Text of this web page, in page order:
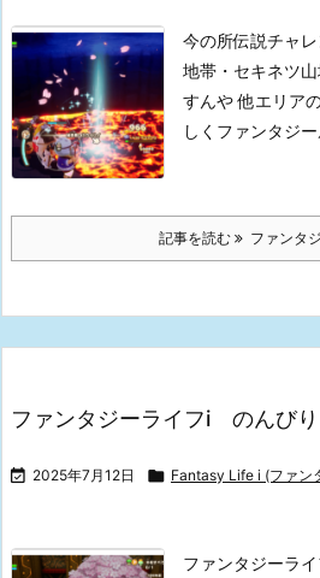
今の所伝説チャ
地帯・セキネツ
すんや 他エリア
しくファンタジ
記事を読む ファンタ
ファンタジーライフi のんび
 2025年7月12日  Fantasy Life i (ファン
ファンタジーラ